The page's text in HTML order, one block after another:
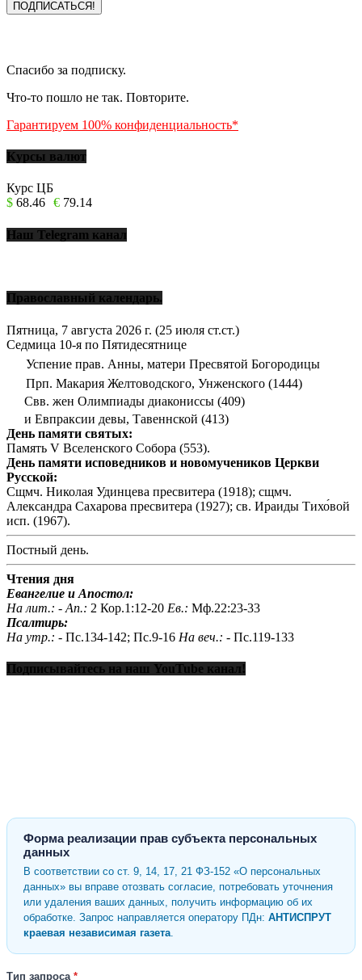
Спасибо за подписку.
Что-то пошло не так. Повторите.
Гарантируем 100% конфиденциальность*
Курсы валют
Курс ЦБ
$ 68.46 € 79.14
Наш Telegram канал
Православный календарь.
Пятница, 7 августа 2026 г. (25 июля ст.ст.)
Седмица 10-я по Пятидесятнице
Успение прав. Анны, матери Пресвятой Богородицы
Прп. Макария Желтоводского, Унженского (1444)
Свв. жен Олимпиады диакониссы (409)
и Евпраксии девы, Тавеннской (413)
День памяти святых:
Память V Вселенского Собора (553).
День памяти исповедников и новомучеников Церкви
Русской:
Сщмч. Николая Удинцева пресвитера (1918); сщмч.
Александра Сахарова пресвитера (1927); св. Ираиды Тихо́вой
исп. (1967).
Постный день.
Чтения дня
Евангелие и Апостол:
На лит.: - Ап.: 2 Кор.1:12-20 Ев.: Мф.22:23-33
Псалтирь:
На утр.: - Пс.134-142; Пс.9-16 На веч.: - Пс.119-133
Подписывайтесь на наш YouTube канал!
Форма реализации прав субъекта персональных
данных
В соответствии со ст. 9, 14, 17, 21 ФЗ-152 «О персональных
данных» вы вправе отозвать согласие, потребовать уточнения
или удаления ваших данных, получить информацию об их
обработке. Запрос направляется оператору ПДн: АНТИСПРУТ
краевая независимая газета.
Тип запроса *